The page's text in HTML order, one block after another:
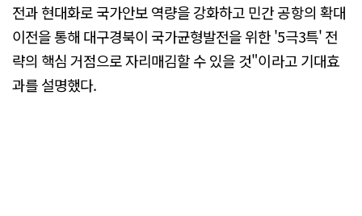
전과 현대화로 국가안보 역량을 강화하고 민간 공항의 확대
이전을 통해 대구경북이 국가균형발전을 위한 '5극3특' 전
략의 핵심 거점으로 자리매김할 수 있을 것"이라고 기대효
과를 설명했다.